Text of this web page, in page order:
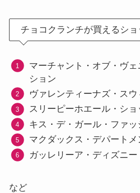
チョコクランチが買えるショ
マーチャント・オブ・ヴ
ション
ヴァレンティーナズ・スウ
スリーピーホエール・ショ
キス・デ・ガール・ファッ
マクダックス・デパートメ
ガッレリーア・ディズニー
など